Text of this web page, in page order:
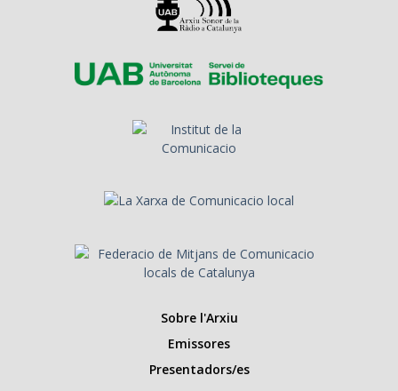
Sobre l'Arxiu
Emissores
Presentadors/es